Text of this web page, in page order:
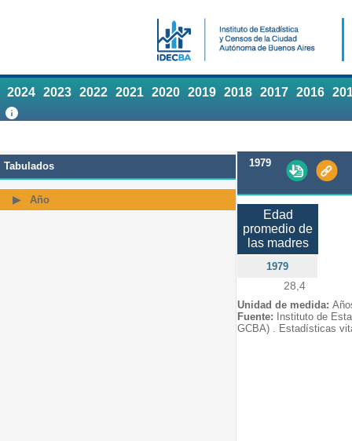
2024 2023 2022 2021 2020 2019 2018 2017 2016
Tabulados
Año
1979
Edad
promedio de
las madres
1979
28,4
Unidad de medida:
Fuente: Instituto de
GCBA) . Estadísticas